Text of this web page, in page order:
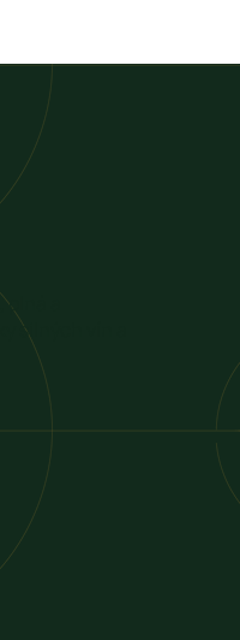
a
silných vín a